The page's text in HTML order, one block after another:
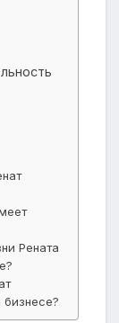
Рената